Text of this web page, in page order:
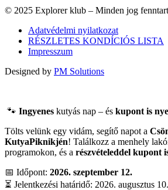
© 2025 Explorer klub – Minden jog
Adatvédelmi nyilatkozat
RÉSZLETES KONDÍCIÓS LISTA
Impresszum
Designed by PM Solutions
🐾 Ingyenes kutyás nap – és kupont is
Tölts velünk egy vidám, segítő napot a
KutyaPiknikjén! Találkozz a menhely
programokon, és a részvételeddel kupont
📅 Időpont: 2026. szeptember 12.
⏳ Jelentkezési határidő: 2026. augusztus 10.